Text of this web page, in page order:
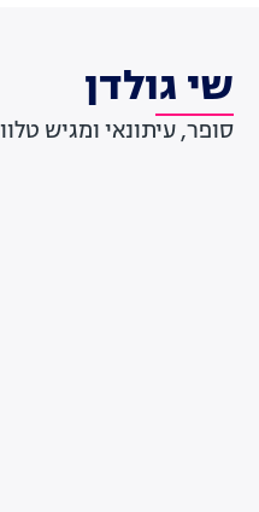
שי גולדן
סופר, עיתונאי ומגיש